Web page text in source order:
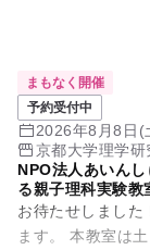
まもなく開催
予約受付中
2026年8月8日(
京都大学理学
NPO法人あいん
る親子理科実験教
お待たせしました
ます。 本教室は土日を使った2日間の連続コースです。 今回の